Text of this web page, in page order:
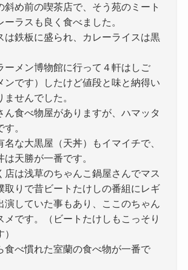
斜め前の喫茶店で、そう苑のミート
ーラスも良く食べました。
は鉄板に盛られ、カレーライスは黒
ーメン博物館に行って４軒はしご
ンです）したけど値段と味と納得い
ませんでした。
ん食べ物屋がありますが、ハマッタ
。
名な大黒屋（天丼）もイマイチで、
天勝が一番です。
店は浅草のちゃんこ鍋屋さんでマス
取りで昔ビートたけしの番組にレギ
演していた事もあり、ここのちゃん
メです。（ビートたけしもこっそり
食べ慣れた室蘭の食べ物が一番で